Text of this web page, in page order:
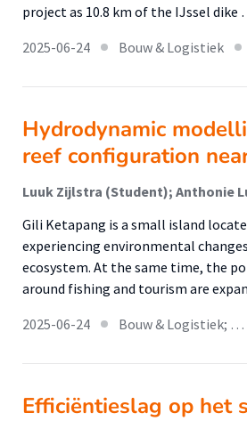
project as 10.8 km of the IJssel dike
2025-06-24
Bouw & Logistiek
Hydrodynamic
reef configuration
Gili Ketapang is a small island
experiencing environmental
ecosystem. At the same time, the
around fishing and tourism are
2025-06-24
Bouw & Logistiek; …
Efficiëntieslag op het